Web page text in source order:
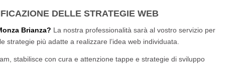
DELLE STRATEGIE WEB
Brianza? La nostra professionalità sarà al vostro servizio per
strategie più adatte a realizzare l’idea web individuata.
stabilisce con cura e attenzione tappe e strategie di sviluppo